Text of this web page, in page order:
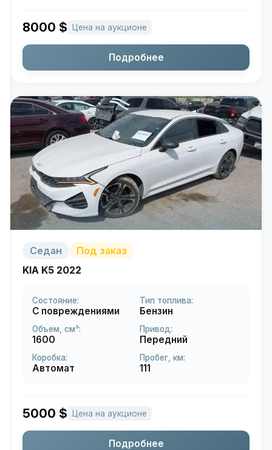
8000 $ Цена на аукционе
Подробнее
Седан
Под заказ
KIA K5 2022
Состояние:
С повреждениями
Тип топлива:
Бензин
Объем, см³:
1600
Привод:
Передний
Коробка:
Автомат
Пробег, км:
111
5000 $ Цена на аукционе
Подробнее